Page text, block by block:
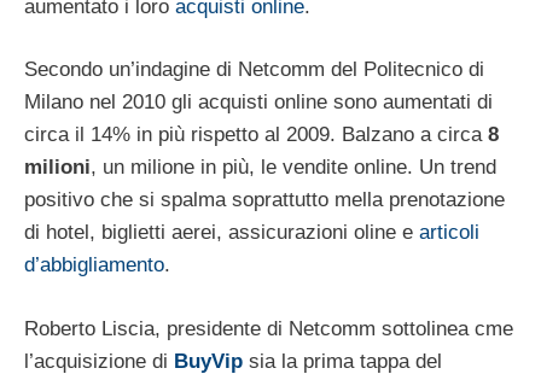
aumentato i loro acquisti online.
Secondo un’indagine di Netcomm del Politecnico di
Milano nel 2010 gli acquisti online sono aumentati di
circa il 14% in più rispetto al 2009. Balzano a circa 8
milioni, un milione in più, le vendite online. Un trend
positivo che si spalma soprattutto mella prenotazione
di hotel, biglietti aerei, assicurazioni oline e articoli
d’abbigliamento.
Roberto Liscia, presidente di Netcomm sottolinea cme
l’acquisizione di BuyVip sia la prima tappa del